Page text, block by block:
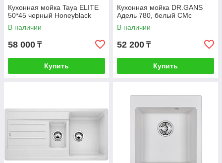
Кухонная мойка Taya ELITE
50*45 черный Honeyblack
В наличии
58 000 ₸
Купить
Кухонная мойка DR.GANS
Адель 780, белый СМс
В наличии
52 200 ₸
Купить